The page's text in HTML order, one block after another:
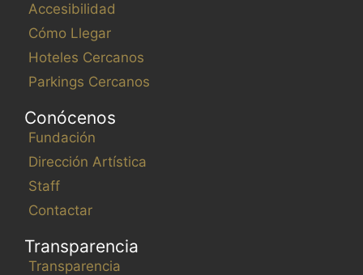
Accesibilidad
Cómo Llegar
Hoteles Cercanos
Parkings Cercanos
Conócenos
Fundación
Dirección Artística
Staff
Contactar
Transparencia
Transparencia